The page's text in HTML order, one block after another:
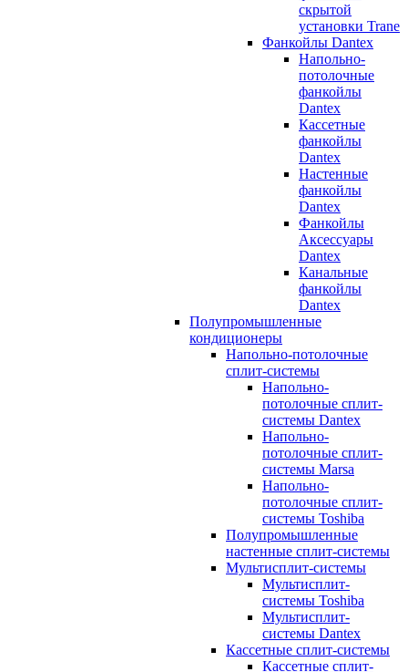
скрытой
установки Trane
Фанкойлы Dantex
Напольно-
потолочные
фанкойлы
Dantex
Кассетные
фанкойлы
Dantex
Настенные
фанкойлы
Dantex
Фанкойлы
Аксессуары
Dantex
Канальные
фанкойлы
Dantex
Полупромышленные
кондиционеры
Напольно-потолочные
сплит-системы
Напольно-
потолочные сплит-
системы Dantex
Напольно-
потолочные сплит-
системы Marsa
Напольно-
потолочные сплит-
системы Toshiba
Полупромышленные
настенные сплит-системы
Мультисплит-системы
Мультисплит-
системы Toshiba
Мультисплит-
системы Dantex
Кассетные сплит-системы
Кассетные сплит-